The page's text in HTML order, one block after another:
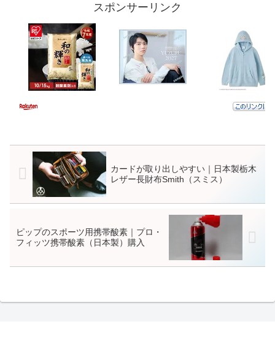
スポンサーリンク
カードが取り出しやすい｜日本製栃木
レザー長財布Smith（スミス）
ピップのスポーツ用携帯酸素｜プロ・
フィッツ携帯酸素（日本製）購入